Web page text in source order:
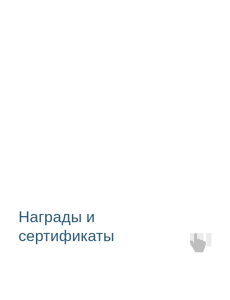
Награды и
сертификаты